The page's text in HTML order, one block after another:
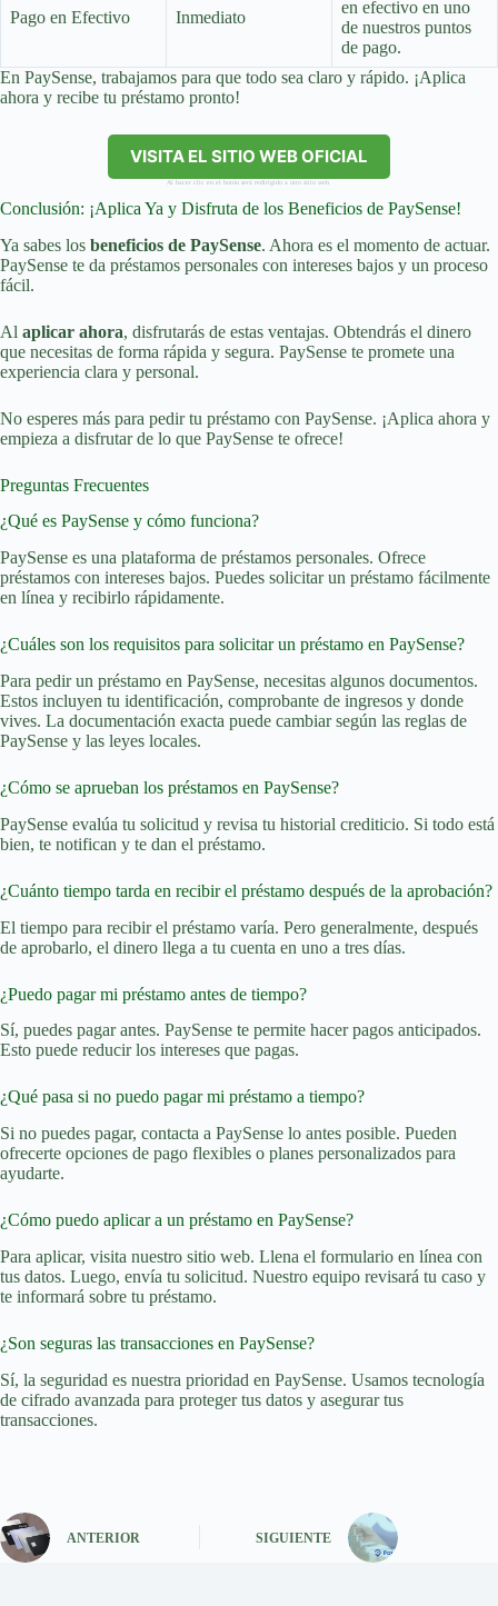
Pago en Efectivo Inmediato
en efectivo en uno
de nuestros puntos
de pago.
En PaySense, trabajamos para que todo sea claro y rápido. ¡Aplica
ahora y recibe tu préstamo pronto!
VISITA EL SITIO WEB OFICIAL
Al hacer clic en el botón será redirigido a otro sitio web.
Conclusión: ¡Aplica Ya y Disfruta de los Beneficios de PaySense!
Ya sabes los beneficios de PaySense. Ahora es el momento de actuar.
PaySense te da préstamos personales con intereses bajos y un proceso
fácil.
Al aplicar ahora, disfrutarás de estas ventajas. Obtendrás el dinero
que necesitas de forma rápida y segura. PaySense te promete una
experiencia clara y personal.
No esperes más para pedir tu préstamo con PaySense. ¡Aplica ahora y
empieza a disfrutar de lo que PaySense te ofrece!
Preguntas Frecuentes
¿Qué es PaySense y cómo funciona?
PaySense es una plataforma de préstamos personales. Ofrece
préstamos con intereses bajos. Puedes solicitar un préstamo fácilmente
en línea y recibirlo rápidamente.
¿Cuáles son los requisitos para solicitar un préstamo en PaySense?
Para pedir un préstamo en PaySense, necesitas algunos documentos.
Estos incluyen tu identificación, comprobante de ingresos y donde
vives. La documentación exacta puede cambiar según las reglas de
PaySense y las leyes locales.
¿Cómo se aprueban los préstamos en PaySense?
PaySense evalúa tu solicitud y revisa tu historial crediticio. Si todo está
bien, te notifican y te dan el préstamo.
¿Cuánto tiempo tarda en recibir el préstamo después de la aprobación?
El tiempo para recibir el préstamo varía. Pero generalmente, después
de aprobarlo, el dinero llega a tu cuenta en uno a tres días.
¿Puedo pagar mi préstamo antes de tiempo?
Sí, puedes pagar antes. PaySense te permite hacer pagos anticipados.
Esto puede reducir los intereses que pagas.
¿Qué pasa si no puedo pagar mi préstamo a tiempo?
Si no puedes pagar, contacta a PaySense lo antes posible. Pueden
ofrecerte opciones de pago flexibles o planes personalizados para
ayudarte.
¿Cómo puedo aplicar a un préstamo en PaySense?
Para aplicar, visita nuestro sitio web. Llena el formulario en línea con
tus datos. Luego, envía tu solicitud. Nuestro equipo revisará tu caso y
te informará sobre tu préstamo.
¿Son seguras las transacciones en PaySense?
Sí, la seguridad es nuestra prioridad en PaySense. Usamos tecnología
de cifrado avanzada para proteger tus datos y asegurar tus
transacciones.
ANTERIOR SIGUIENTE